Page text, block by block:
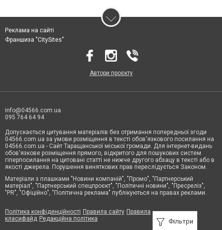
Фільтри
Реклама на сайті
Франшиза "CitySites"
Автори проєкту
info@04566.com.ua
095 764 64 94
Допускається цитування матеріалів без отримання попередньої згоди
04566.com.ua за умови розміщення в тексті обов'язкового посилання на
04566.com.ua - Cайт Таращанської міської громади. Для інтернет-видань
обов'язкове розміщення прямого, відкритого для пошукових систем
гіперпосилання на цитовані статті не нижче другого абзацу в тексті або в
якості джерела. Порушення виняткових прав переслідується Законом.
Матеріали з плашками "Новини компаній", "Промо", "Партнерський
матеріал", "Партнерський спецпроєкт", "Політичні новини", "Пресреліз",
"PR", "Офіційно", "Політична реклама" публікуються на правах реклами.
Політика конфіденційності Правила сайту Правила
класифайд Редакційна політика